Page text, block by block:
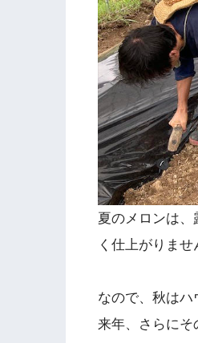
夏のメロンは
く仕上がりませ
なので、秋はハ
来年、さらにそ